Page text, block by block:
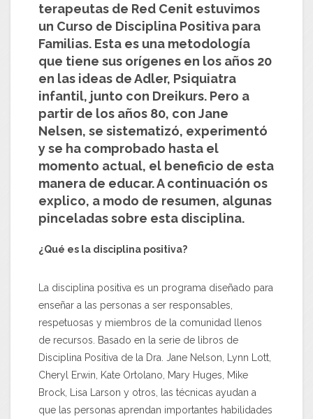
terapeutas de Red Cenit estuvimos
un Curso de Disciplina Positiva para
Familias. Esta es una metodología
que tiene sus orígenes en los años 20
en las ideas de Adler, Psiquiatra
infantil, junto con Dreikurs. Pero a
partir de los años 80, con Jane
Nelsen, se sistematizó, experimentó
y se ha comprobado hasta el
momento actual, el beneficio de esta
manera de educar. A continuación os
explico, a modo de resumen, algunas
pinceladas sobre esta disciplina.
¿Qué es la disciplina positiva?
La disciplina positiva es un programa diseñado para
enseñar a las personas a ser responsables,
respetuosas y miembros de la comunidad llenos
de recursos. Basado en la serie de libros de
Disciplina Positiva de la Dra. Jane Nelson, Lynn Lott,
Cheryl Erwin, Kate Ortolano, Mary Huges, Mike
Brock, Lisa Larson y otros, las técnicas ayudan a
que las personas aprendan importantes habilidades